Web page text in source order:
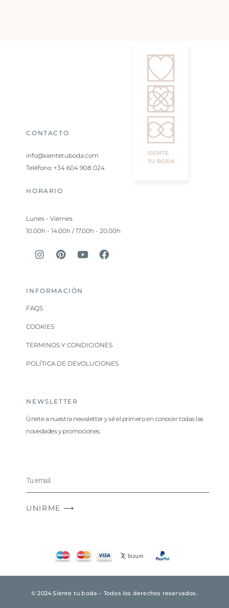
CONTACTO
info@sientetuboda.com
Teléfono: +34 604 908 024
HORARIO
Lunes - Viernes
10.00h - 14.00h / 17.00h - 20.00h
INFORMACIÓN
FAQS
COOKIES
TERMINOS Y CONDICIONES
POLÍTICA DE DEVOLUCIONES
NEWSLETTER
Únete a nuestra newsletter y sé el primero en conocer todas las
novedades y promociones.
UNIRME ⟶
© 2024 Siente tu boda – Todos los derechos reservados.